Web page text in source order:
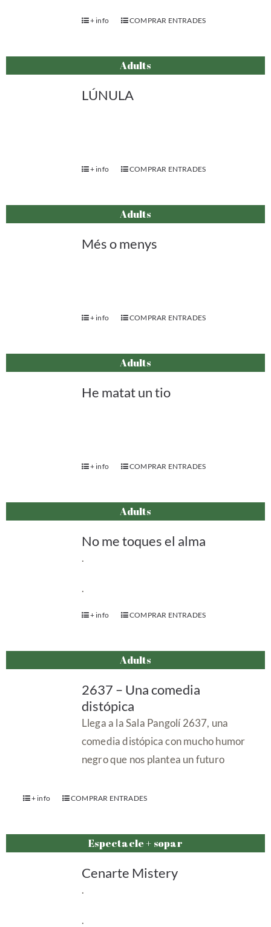
+ info COMPRAR ENTRADES
Adults
LÚNULA
+ info COMPRAR ENTRADES
Adults
Més o menys
+ info COMPRAR ENTRADES
Adults
He matat un tio
+ info COMPRAR ENTRADES
Adults
No me toques el alma
.
.
+ info COMPRAR ENTRADES
Adults
2637 – Una comedia
distópica
Llega a la Sala Pangolí 2637, una
comedia distópica con mucho humor
negro que nos plantea un futuro
+ info COMPRAR ENTRADES
Espectacle + sopar
Cenarte Mistery
.
.